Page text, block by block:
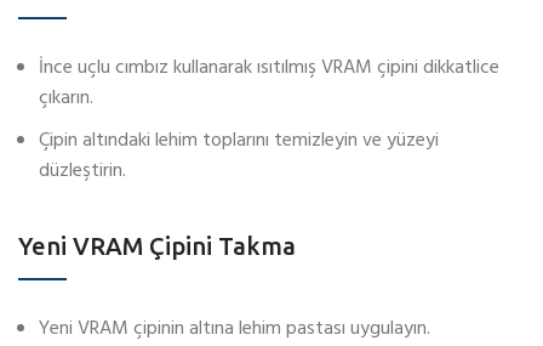
İnce uçlu cımbız kullanarak ısıtılmış VRAM çipini dikkatlice
çıkarın.
Çipin altındaki lehim toplarını temizleyin ve yüzeyi
düzleştirin.
Yeni VRAM Çipini Takma
Yeni VRAM çipinin altına lehim pastası uygulayın.